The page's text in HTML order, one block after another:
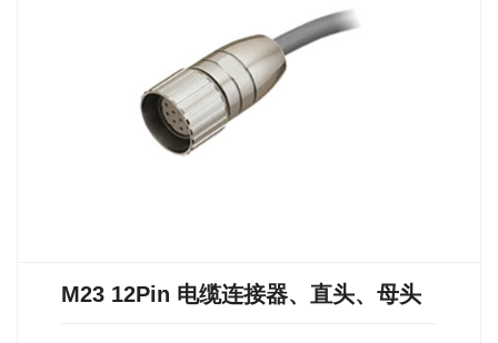
M23 12Pin 电缆连接器、直头、母头